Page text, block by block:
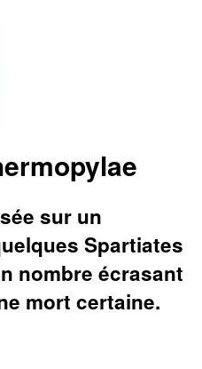
sur un
Spartiates
nombre écrasant
mort certaine.